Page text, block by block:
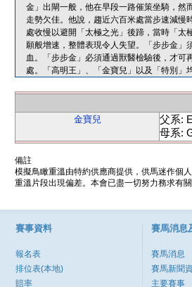
金」出閘一般，他在早段一路催策坐騎，然
走勢欠佳。他說，趨近六百米處當步速減
處收慢以避開「太極之光」後蹄，當時「
願般增速，整體表現令人失望。「步步金」
血。「步步金」必須通過獸醫檢驗後，才
處。「高明王」、「金寶兒」以及「特別」
金寶兒
父系:
母系:
備註
模擬鳥瞰重溫由特約供應商提供，供馬迷作個
重溫片段出現偏差。本會已盡一切努力務求有
賽事資料
報名表
排位表(本地)
賠率
賽馬消息
賽馬消息
賽馬新聞
主要賽事